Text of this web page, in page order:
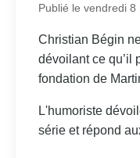
Publié le vendredi 8
Christian Bégin
dévoilant ce qu’il
fondation de
L'humoriste
série et répond